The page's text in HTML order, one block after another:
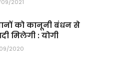
2021
को कानूनी बंधन से
मिलेगी : योगी
2020